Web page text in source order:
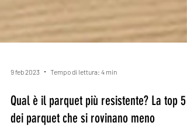
Tempo di lettura: 4 min